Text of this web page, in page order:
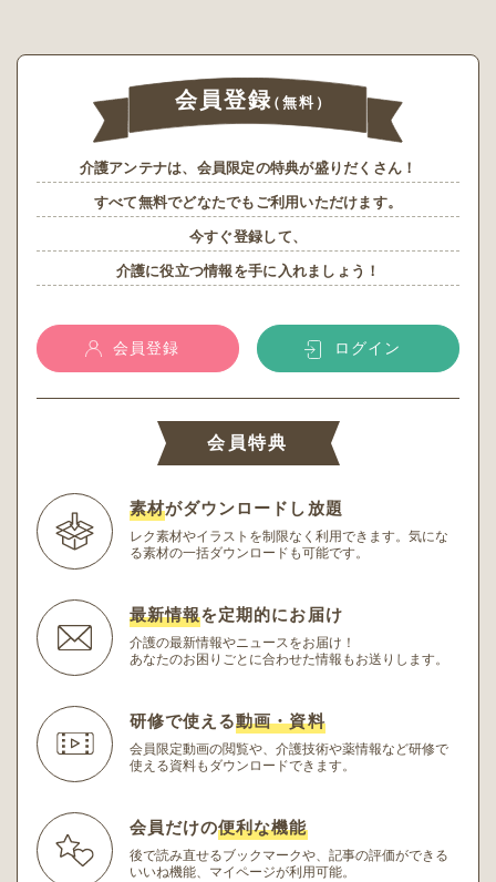
会員登録（無料）
介護アンテナは、会員限定の特典が盛りだくさん！
すべて無料でどなたでもご利用いただけます。
今すぐ登録して、
介護に役立つ情報を手に入れましょう！
会員登録 ログイン
会員特典
素材がダウンロードし放題
レク素材やイラストを制限なく利用できます。 気にな
る素材の一括ダウンロードも可能です。
最新情報を定期的にお届け
介護の最新情報やニュースをお届け！
あなたのお困りごとに合わせた情報もお送りします。
研修で使える動画・資料
会員限定動画の閲覧や、介護技術や薬情報など研修で
使える資料もダウンロードできます。
会員だけの便利な機能
後で読み直せるブックマークや、記事の評価ができる
いいね機能、マイページが利用可能。